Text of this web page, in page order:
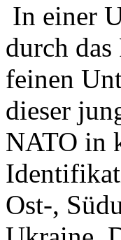
In einer
durch
feinen
dieser
NATO in
Ost-,